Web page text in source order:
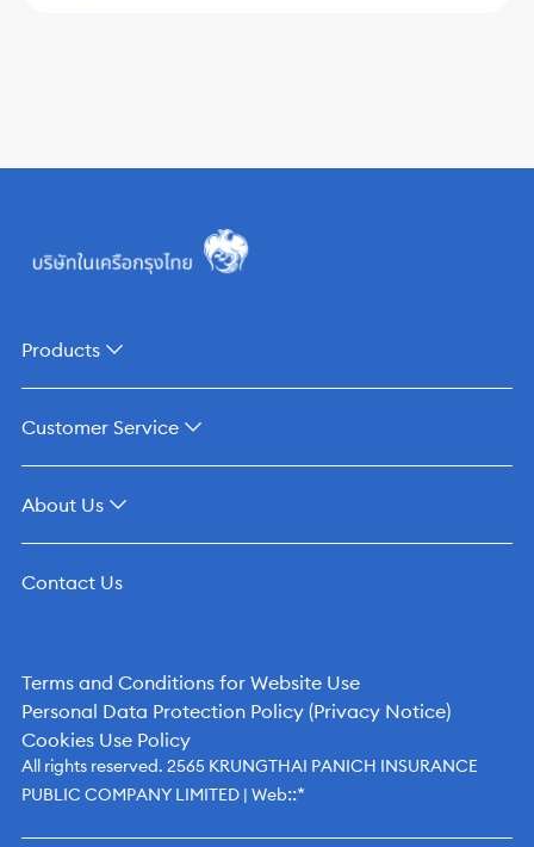
Products
Customer Service
About Us
Contact Us
Terms and Conditions for Website Use
Personal Data Protection Policy (Privacy Notice)
Cookies Use Policy
All rights reserved. 2565 KRUNGTHAI PANICH INSURANCE
PUBLIC COMPANY LIMITED | Web::*